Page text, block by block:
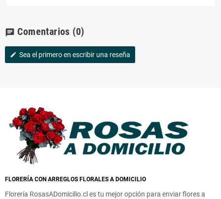
chat Comentarios (0)
edit Sea el primero en escribir una reseña
FLORERÍA CON ARREGLOS FLORALES A DOMICILIO
Florería RosasADomicilio.cl es tu mejor opción para enviar flores a